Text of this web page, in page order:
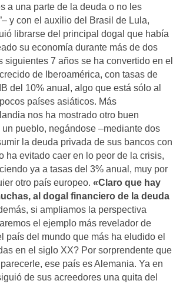
a una parte de la deuda o no les
y con el auxilio del Brasil de Lula,
librarse del principal dogal que había
su economía durante más de dos
siguientes 7 años se ha convertido en el
de Iberoamérica, con tasas de
del 10% anual, algo que está sólo al
países asiáticos. Más
nos ha mostrado otro buen
pueblo, negándose –mediante dos
la deuda privada de sus bancos con
ha evitado caer en lo peor de la crisis,
ya a tasas del 3% anual, muy por
otro país europeo. «Claro que hay
al dogal financiero de la deuda
si ampliamos la perspectiva
el ejemplo más revelador de
país del mundo que más ha eludido el
en el siglo XX? Por sorprendente que
ese país es Alemania. Ya en
de sus acreedores una quita del